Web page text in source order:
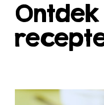
Ontdek